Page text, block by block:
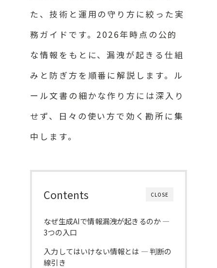
た、技術と運用の守り方に絞った実
務ガイドです。2026年時点の公的
な情報をもとに、漏洩が起きる仕組
みと防ぎ方を順番に解説します。ル
ール文書の細かな作り方には深入り
せず、日々の使い方で効く勘所に集
中します。
CLOSE
Contents
なぜ生成AIで情報漏洩が起きるのか ―
3つの入口
入力してはいけない情報とは ― 判断の
線引き